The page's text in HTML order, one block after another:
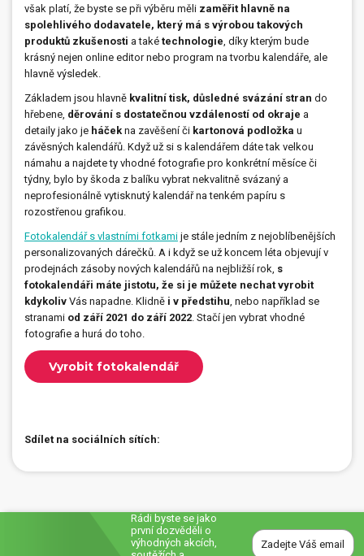
však platí, že byste se při výběru měli zaměřit hlavně na
spolehlivého dodavatele, který má s výrobou takových
produktů zkušenosti a také technologie, díky kterým bude
krásný nejen online editor nebo program na tvorbu kalendáře, ale
hlavně výsledek.
Základem jsou hlavně kvalitní tisk, důsledné svázání stran do
hřebene, děrování s dostatečnou vzdáleností od okraje a
detaily jako je háček na zavěšení či kartonová podložka u
závěsných kalendářů. Když už si s kalendářem dáte tak velkou
námahu a najdete ty vhodné fotografie pro konkrétní měsíce či
týdny, bylo by škoda z balíku vybrat nekvalitně svázaný a
neprofesionálně vytisknutý kalendář na tenkém papíru s
rozostřenou grafikou.
Fotokalendář s vlastními fotkami je stále jedním z nejoblíbenějších
personalizovaných dárečků. A i když se už koncem léta objevují v
prodejnách zásoby nových kalendářů na nejbližší rok, s
fotokalendáři máte jistotu, že si je můžete nechat vyrobit
kdykoliv Vás napadne. Klidně i v předstihu, nebo například se
stranami od září 2021 do září 2022. Stačí jen vybrat vhodné
fotografie a hurá do toho.
Vyrobit fotokalendář
Sdílet na sociálních sítích:
Rádi byste se jako
první dozvěděli o
výhodných akcích,